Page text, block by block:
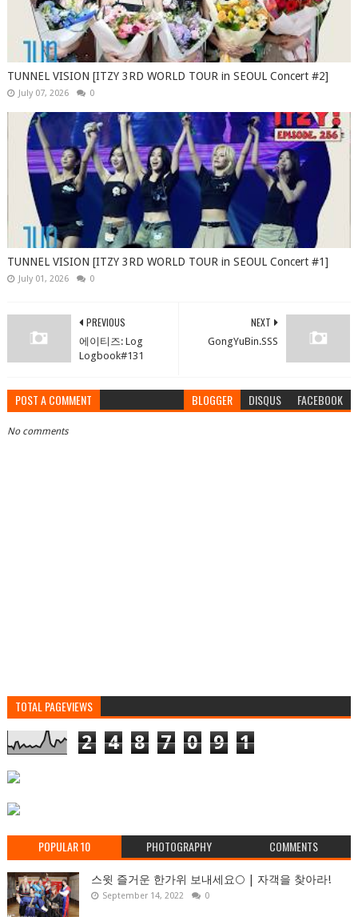
TUNNEL VISION [ITZY 3RD WORLD TOUR in SEOUL Concert #2]
July 07, 2026 0
TUNNEL VISION [ITZY 3RD WORLD TOUR in SEOUL Concert #1]
July 01, 2026 0
NEXT
GongYuBin.SSS
PREVIOUS
에이티즈: Log
Logbook#131
POST A COMMENT BLOGGER DISQUS FACEBOOK
No comments
TOTAL PAGEVIEWS
2 4 8 7 0 9 1
POPULAR 10 PHOTOGRAPHY COMMENTS
스윗 즐거운 한가위 보내세요🌕 | 자객을 찾아라!
September 14, 2022 0